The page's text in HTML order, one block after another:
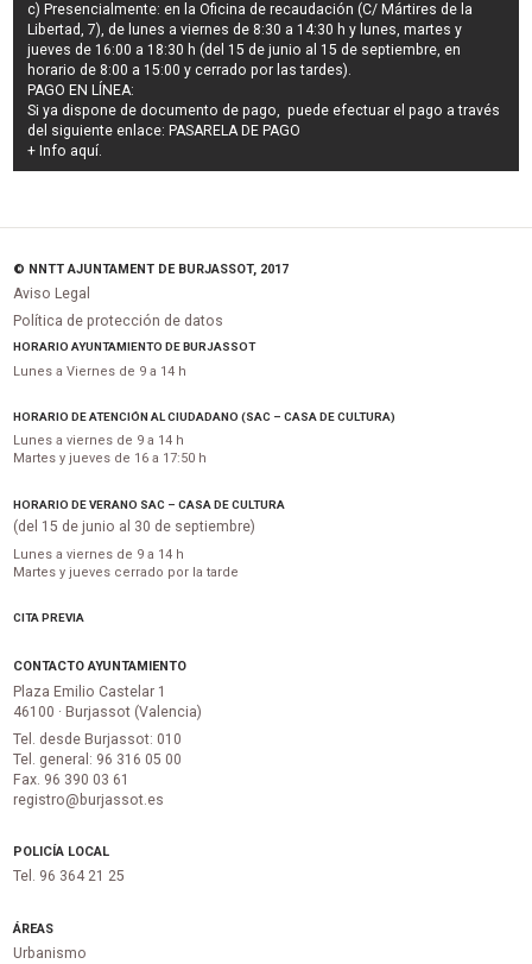
c) Presencialmente: en la Oficina de recaudación (C/ Mártires de la
Libertad, 7), de lunes a viernes de 8:30 a 14:30 h y lunes, martes y
jueves de 16:00 a 18:30 h (del 15 de junio al 15 de septiembre, en
horario de 8:00 a 15:00 y cerrado por las tardes).
PAGO EN LÍNEA:
Si ya dispone de documento de pago, puede efectuar el pago a través
del siguiente enlace: PASARELA DE PAGO
+ Info aquí.
© NNTT AJUNTAMENT DE BURJASSOT, 2017
Aviso Legal
Política de protección de datos
HORARIO AYUNTAMIENTO DE BURJASSOT
Lunes a Viernes de 9 a 14 h
HORARIO DE ATENCIÓN AL CIUDADANO (SAC – CASA DE CULTURA)
Lunes a viernes de 9 a 14 h
Martes y jueves de 16 a 17:50 h
HORARIO DE VERANO SAC – CASA DE CULTURA
(del 15 de junio al 30 de septiembre)
Lunes a viernes de 9 a 14 h
Martes y jueves cerrado por la tarde
CITA PREVIA
CONTACTO AYUNTAMIENTO
Plaza Emilio Castelar 1
46100 · Burjassot (Valencia)
Tel. desde Burjassot: 010
Tel. general: 96 316 05 00
Fax. 96 390 03 61
registro@burjassot.es
POLICÍA LOCAL
Tel. 96 364 21 25
ÁREAS
Urbanismo